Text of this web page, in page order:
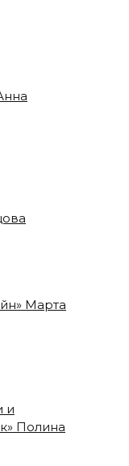
Марта
и
Полина